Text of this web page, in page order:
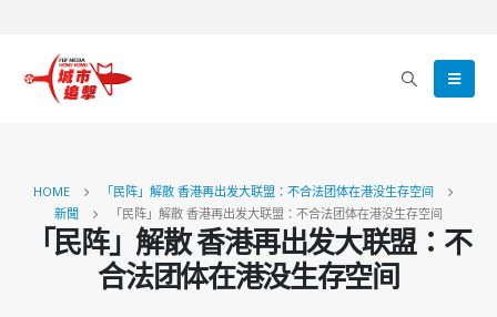
HOME
「民阵」解散 香港再出发大联盟：不合法团体在港没生存空间
新聞
「民阵」解散 香港再出发大联盟：不合法团体在港没生存空间
「民阵」解散 香港再出发大联盟：不
合法团体在港没生存空间